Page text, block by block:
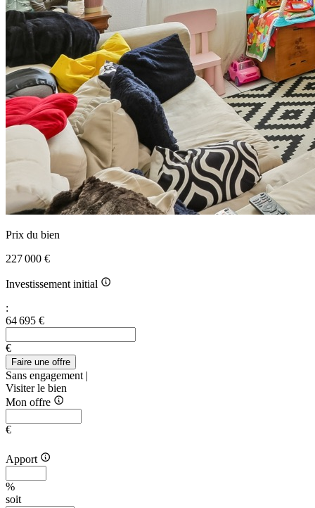
Prix du bien
227 000 €
Investissement initial
:
64 695 €
€
Faire une offre
Sans engagement |
Visiter le bien
Mon offre
€
Apport
%
soit